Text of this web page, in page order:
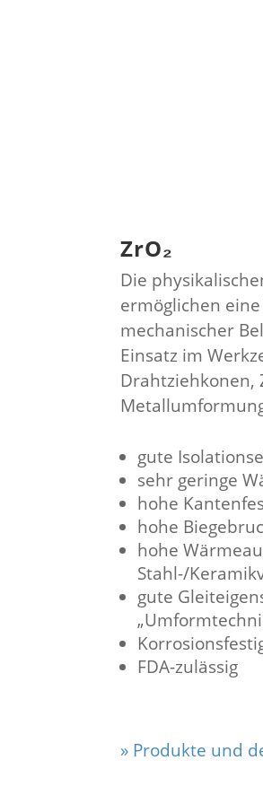
ZrO₂
Die
ermöglichen
mechanischer
Einsatz im
gute
sehr geringe
hohe
hohe
hohe
Stahl-/
gute
FDA-zulässig
» Produkte und